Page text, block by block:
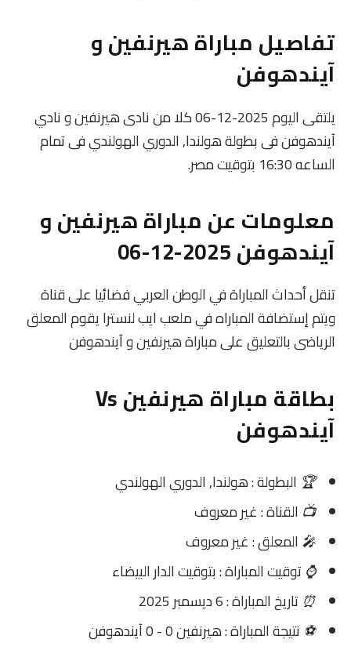
تفاصيل مباراة هيرنفين و
آيندهوفن
يلتقى اليوم 2025-12-06 كلا من نادى هيرنفين و نادي
آيندهوفن فى بطولة هولندا, الدوري الهولندي فى تمام
الساعه 16:30 بتوقيت مصر.
معلومات عن مباراة هيرنفين و
آيندهوفن 2025-12-06
تنقل أحداث المباراة في الوطن العربي فضائيا على قناة
ويتم إستضافة المباراه في ملعب ايب لنسترا يقوم المعلق
الرياضى بالتعليق على مباراة هيرنفين و آيندهوفن
بطاقة مباراة هيرنفين Vs
آيندهوفن
🏆 البطولة : هولندا, الدوري الهولندي
📺 القناة : غير معروف
🎤المعلق : غير معروف
⌚توقيت المباراة : بتوقيت الدار البيضاء
⏰ تاريخ المباراة : 6 ديسمبر 2025
⚽ نتيجة المباراة : هيرنفين 0 - 0 آيندهوفن